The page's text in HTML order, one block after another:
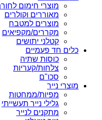
מוצרי חימום
מאוררים וקולרים
מוצרים למטבח
מקררים/מקפיאים
קטלני יתושים
כלים חד פעמיים
כוסות שתיה
צלחות/קעריות
סכו"ם
מוצרי נייר
מפיות/ממחטות
גלילי נייר תעשייתי
מתקנים לנייר